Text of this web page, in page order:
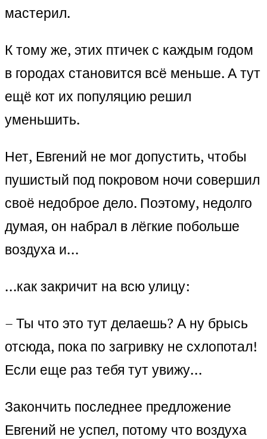
мастерил.
К тому же, этих птичек с каждым годом
в городах становится всё меньше. А тут
ещё кот их популяцию решил
уменьшить.
Нет, Евгений не мог допустить, чтобы
пушистый под покровом ночи совершил
своё недоброе дело. Поэтому, недолго
думая, он набрал в лёгкие побольше
воздуха и…
…как закричит на всю улицу:
– Ты что это тут делаешь? А ну брысь
отсюда, пока по загривку не схлопотал!
Если еще раз тебя тут увижу…
Закончить последнее предложение
Евгений не успел, потому что воздуха